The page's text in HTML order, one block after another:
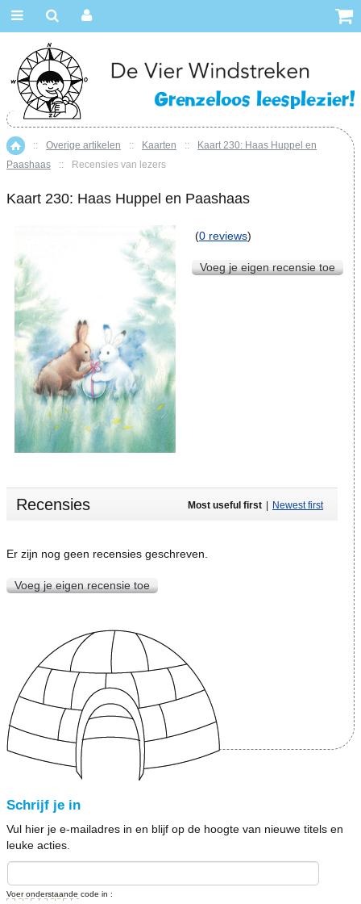
Home
:: Overige artikelen :: Kaarten ::
Kaart 230: Haas Huppel en
Paashaas
:: Recensies van lezers
Kaart 230: Haas Huppel en Paashaas
(0 reviews)
Voeg je eigen recensie toe
Recensies Most useful first Newest first
Er zijn nog geen recensies geschreven.
Voeg je eigen recensie toe
Schrijf je in
Vul hier je e-mailadres in en blijf op de hoogte van nieuwe titels en
leuke acties.
Voer onderstaande code in :